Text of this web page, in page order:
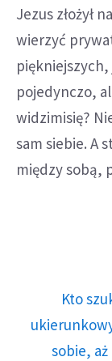
Jezus złożył
wierzyć
piękniejszych,
pojedynczo,
widzimisię?
sam siebie. A
między sobą,
Kto
sobie,